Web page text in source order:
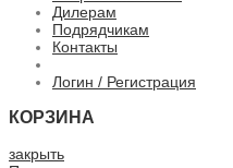
Дилерам
Подрядчикам
Контакты
Логин / Регистрация
КОРЗИНА
закрыть